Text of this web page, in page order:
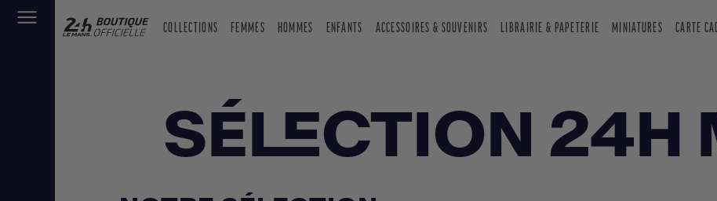
COLLECTIONS FEMMES HOMMES ENFANTS ACCESSOIRES & SOUVENIRS LIBRAIRIE & PAPETERIE MINIATURES CARTE
SÉLECTION 24H